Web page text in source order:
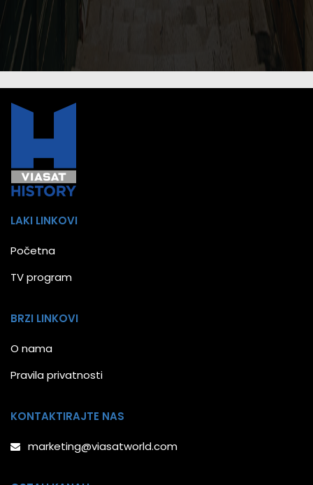
LAKI LINKOVI
Početna
TV program
BRZI LINKOVI
O nama
Pravila privatnosti
KONTAKTIRAJTE NAS
marketing@viasatworld.com